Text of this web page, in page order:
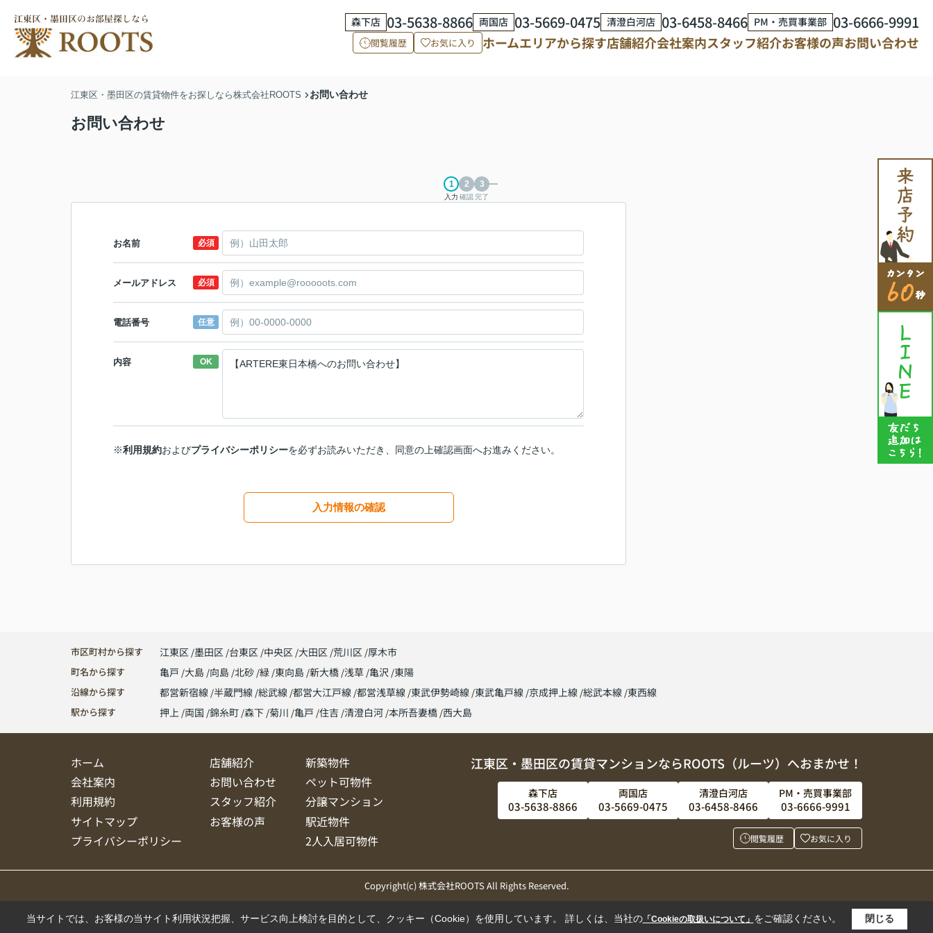
森下店 03-5638-8866 両国店 03-5669-0475 清澄白河店 03-6458-8466 PM・売買事業部 03-6666-9991
閲覧履歴 お気に入り ホームエリアから探す店舗紹介会社案内スタッフ紹介お客様の声お問い合わせ
江東区・墨田区の賃貸物件をお探しなら株式会社ROOTS お問い合わせ
お問い合わせ
入力 確認完了
お名前 必須
メールアドレス 必須
電話番号 任意
内容 OK
※利用規約およびプライバシーポリシーを必ずお読みいただき、同意の上確認画面へお進みください。
入力情報の確認
市区町村から探す 江東区 墨田区 台東区 中央区 大田区 荒川区 厚木市
町名から探す 亀戸 大島 向島 北砂 緑 東向島 新大橋 浅草 亀沢 東陽
沿線から探す 都営新宿線 半蔵門線 総武線 都営大江戸線 都営浅草線 東武伊勢崎線 東武亀戸線 京成押上線 総武本線 東西線
駅から探す 押上 両国 錦糸町 森下 菊川 亀戸 住吉 清澄白河 本所吾妻橋 西大島
ホーム 店舗紹介
新築物件
会社案内
お問い合わせ
ペット可物件
利用規約
スタッフ紹介
分譲マンション
サイトマップ
お客様の声
駅近物件
プライバシーポリシー
2人入居可物件
江東区・墨田区の賃貸マンションならROOTS（ルーツ）へおまかせ！
森下店
03-5638-8866
両国店
03-5669-0475
清澄白河店
03-6458-8466
PM・売買事業部
03-6666-9991
閲覧履歴 お気に入り
Copyright(c) 株式会社ROOTS All Rights Reserved.
当サイトでは、お客様の当サイト利用状況把握、サービス向上検討を目的として、クッキー（Cookie）を使用しています。 詳しくは、当社の「Cookieの取扱いについて」 をご確認ください。 閉じる